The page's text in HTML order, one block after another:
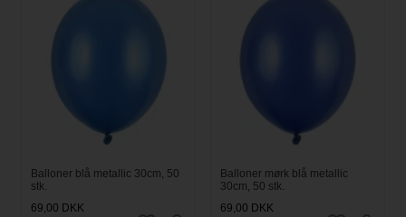
Balloner blå metallic 30cm, 50
stk.
69,00 DKK
Balloner mørk blå metallic
30cm, 50 stk.
69,00 DKK